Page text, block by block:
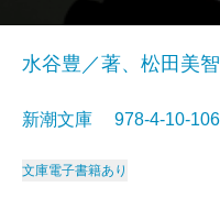
水谷豊／著、松田美
新潮文庫 978-4-10-
文庫電子書籍あり